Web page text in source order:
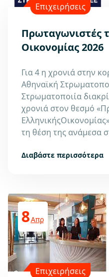
Επιχειρήσεις
Πρωταγωνιστές
Οικονομίας 2026
Για 4 η χρονιά στην
Αθηναϊκή
Στρωματοποιία
χρονιά στον θεσμό
τη θέση της ανάμεσα
Διαβάστε περισσότερα
8Απρ
Επιχειρήσεις